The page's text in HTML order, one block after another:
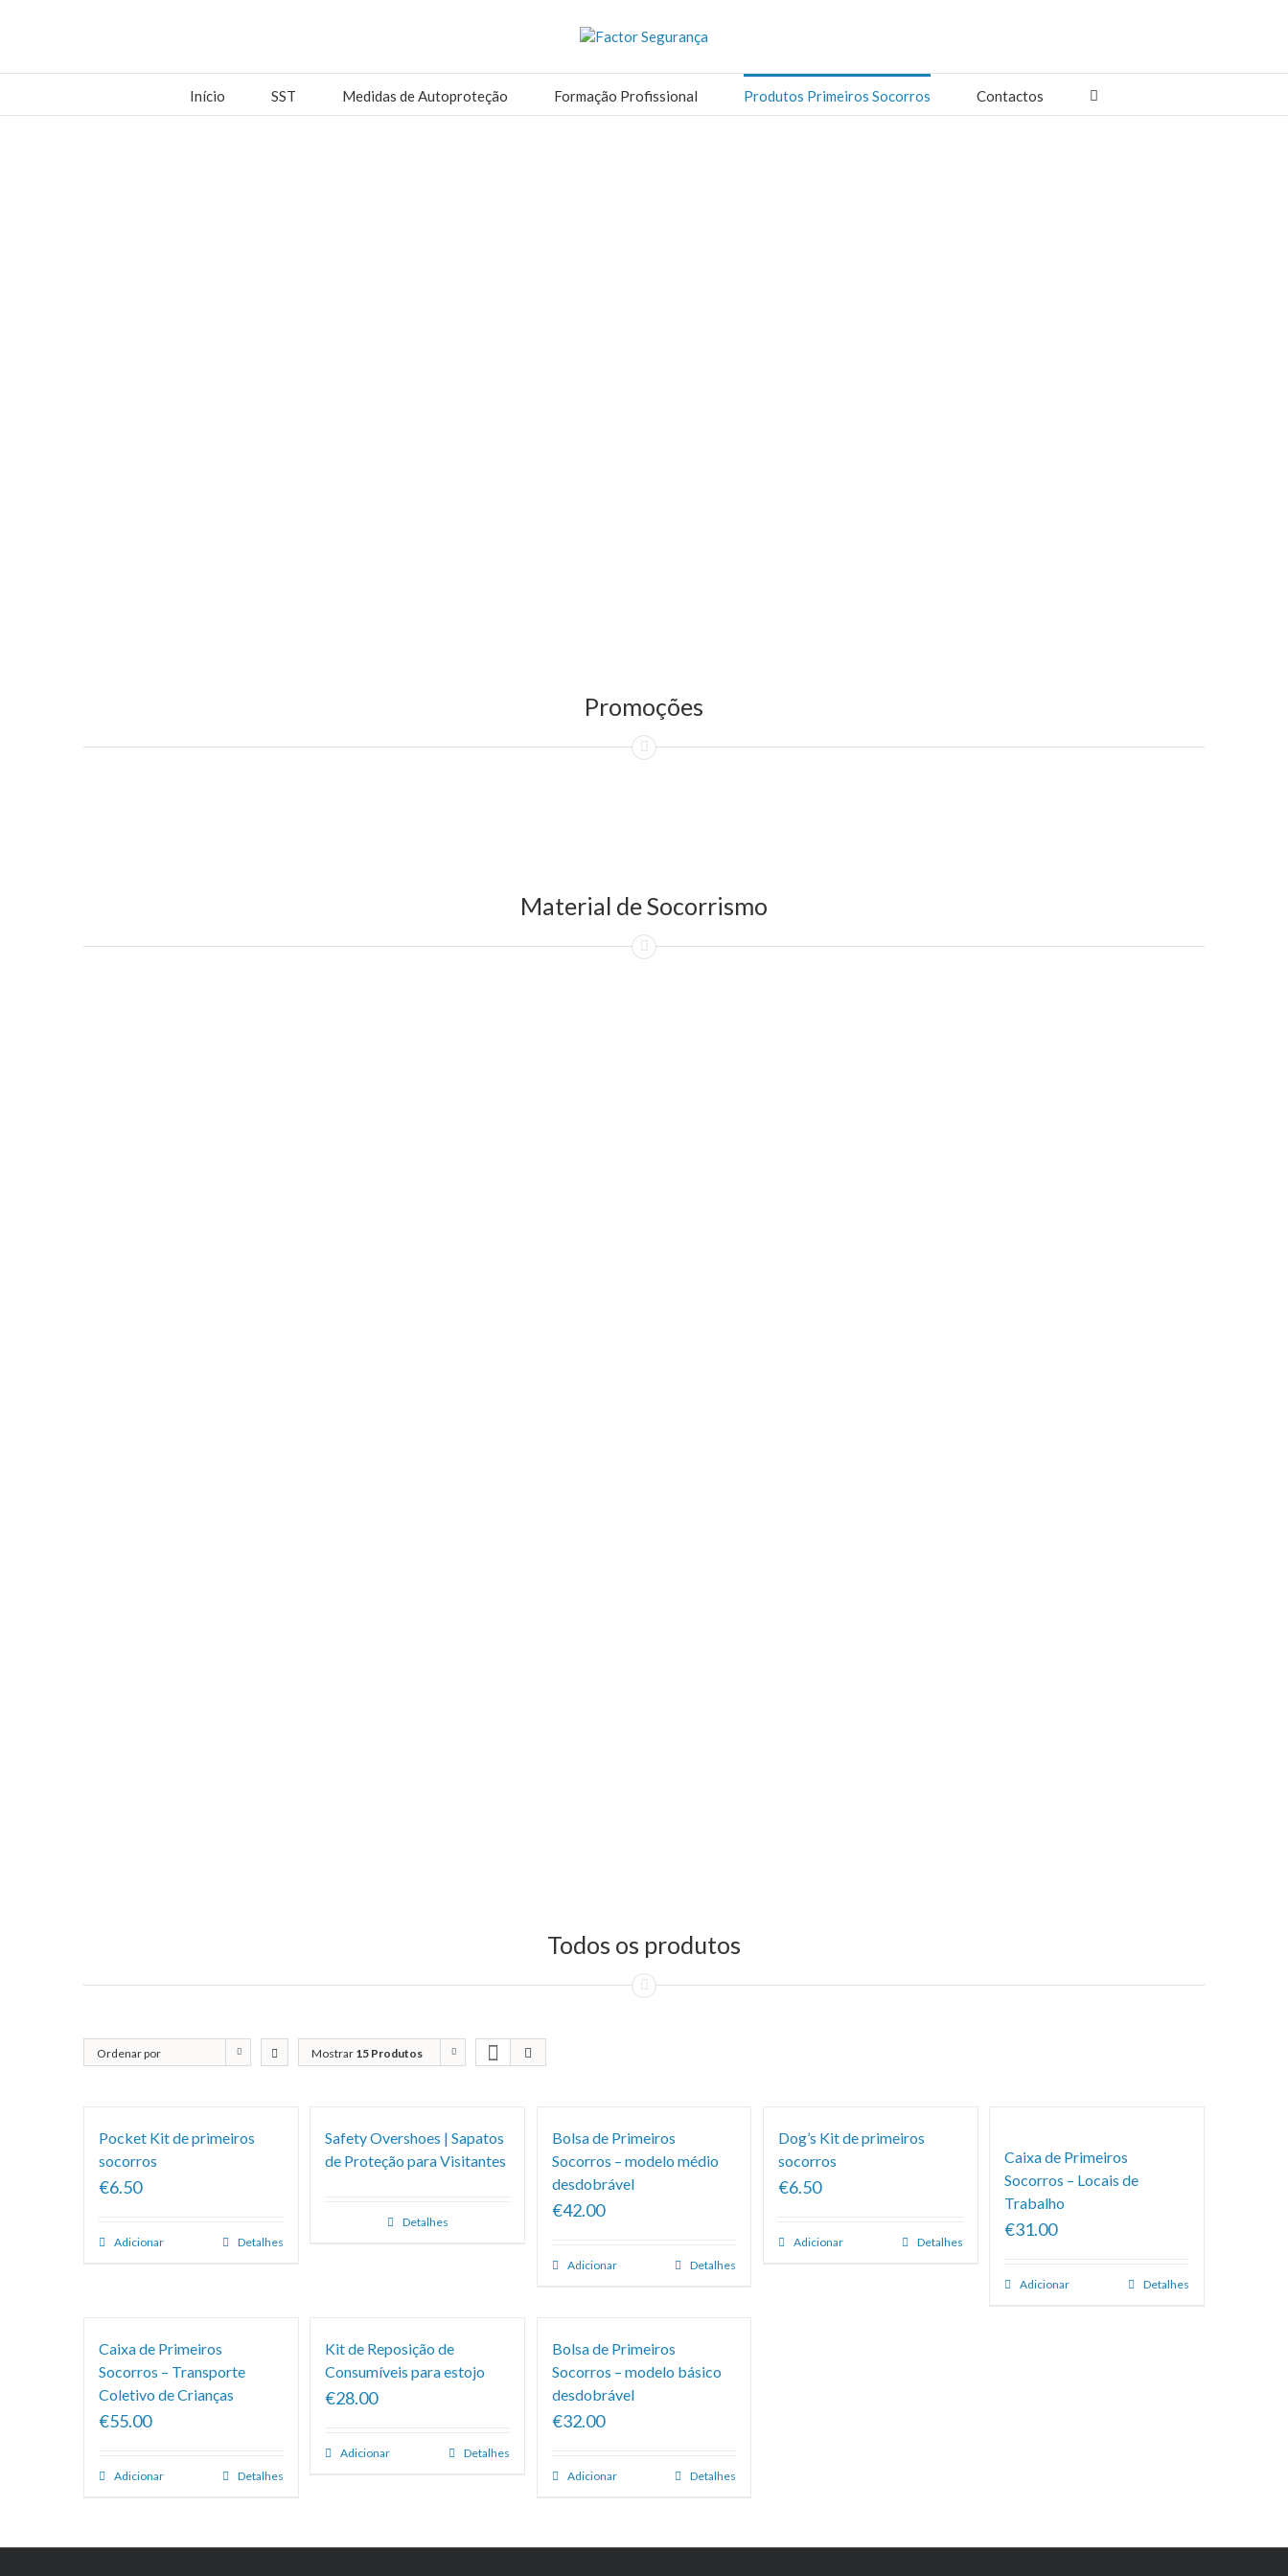
Início SST Medidas de Autoproteção Formação Profissional Produtos Primeiros Socorros Contactos
Promoções
Material de Socorrismo
Todos os produtos
Ordenar por
Mostrar 15 Produtos
Pocket Kit de primeiros
socorros
€6.50
Adicionar Detalhes
Safety Overshoes | Sapatos
de Proteção para Visitantes
Detalhes
Bolsa de Primeiros
Socorros – modelo médio
desdobrável
€42.00
Adicionar Detalhes
Dog’s Kit de primeiros
socorros
€6.50
Adicionar Detalhes
Caixa de Primeiros
Socorros – Locais de
Trabalho
€31.00
Adicionar Detalhes
Caixa de Primeiros
Socorros – Transporte
Coletivo de Crianças
€55.00
Adicionar Detalhes
Kit de Reposição de
Consumíveis para estojo
€28.00
Adicionar Detalhes
Bolsa de Primeiros
Socorros – modelo básico
desdobrável
€32.00
Adicionar Detalhes